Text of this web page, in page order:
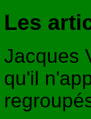
Les
Jacques
qu'il